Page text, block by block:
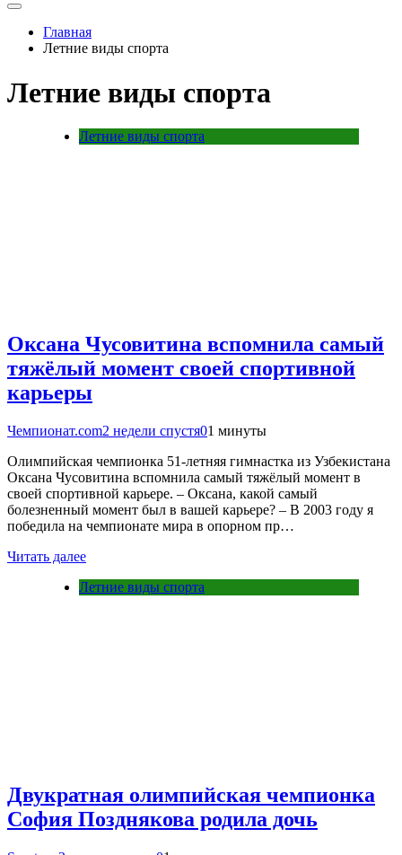
Главная
Летние виды спорта
Летние виды спорта
Летние виды спорта
Оксана Чусовитина вспомнила самый
тяжёлый момент своей спортивной
карьеры
Чемпионат.com2 недели спустя01 минуты
Олимпийская чемпионка 51-летняя гимнастка из Узбекистана
Оксана Чусовитина вспомнила самый тяжёлый момент в
своей спортивной карьере. – Оксана, какой самый
болезненный момент был в вашей карьере? – В 2003 году я
победила на чемпионате мира в опорном пр…
Читать далее
Летние виды спорта
Двукратная олимпийская чемпионка
София Позднякова родила дочь